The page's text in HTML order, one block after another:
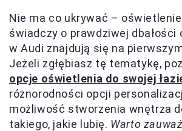
Nie ma co ukrywać –
świadczy o prawdziwej dbałości
w Audi znajdują się na
Jeżeli zgłębiasz tę tematykę,
opcje oświetlenia do swojej
różnorodności opcji
możliwość stworzenia wnętrza
takiego, jakie lubię. Warto